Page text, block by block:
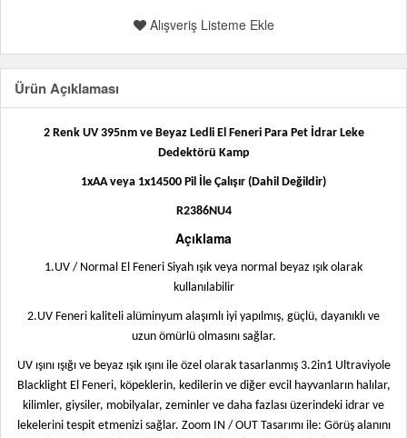
Alışveriş Listeme Ekle
Ürün Açıklaması
2 Renk UV 395nm ve Beyaz Ledli El Feneri Para Pet İdrar Leke
Dedektörü Kamp
1xAA veya 1x14500 Pil İle Çalışır (Dahil Değildir)
R2386NU4
Açıklama
1.UV / Normal El Feneri Siyah ışık veya normal beyaz ışık olarak
kullanılabilir
2.UV Feneri kaliteli alüminyum alaşımlı iyi yapılmış, güçlü, dayanıklı ve
uzun ömürlü olmasını sağlar.
UV ışını ışığı ve beyaz ışık ışını ile özel olarak tasarlanmış 3.2in1 Ultraviyole
Blacklight El Feneri, köpeklerin, kedilerin ve diğer evcil hayvanların halılar,
kilimler, giysiler, mobilyalar, zeminler ve daha fazlası üzerindeki idrar ve
lekelerini tespit etmenizi sağlar. Zoom IN / OUT Tasarımı ile: Görüş alanını